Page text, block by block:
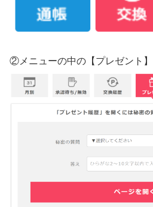
②メニューの中の【プレゼント】